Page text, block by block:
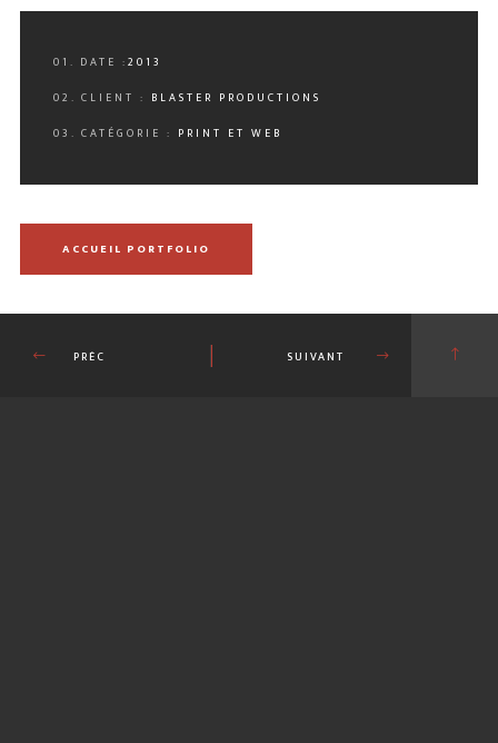
PRÉC SUIVANT
01. DATE :2013
02. CLIENT : BLASTER PRODUCTIONS
03. CATÉGORIE : PRINT ET WEB
ACCUEIL PORTFOLIO